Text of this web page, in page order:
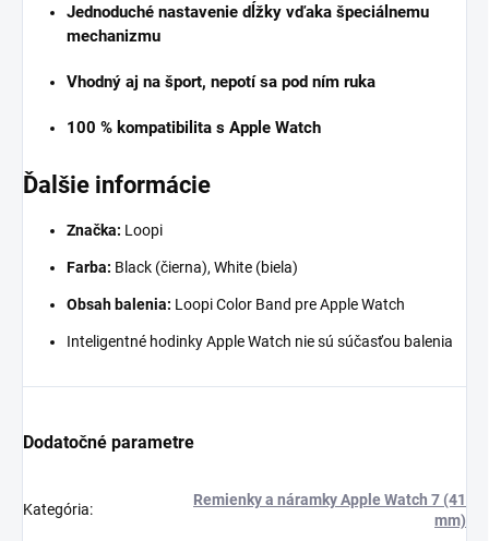
Jednoduché nastavenie dĺžky vďaka špeciálnemu
mechanizmu
Vhodný aj na šport, nepotí sa pod ním ruka
100 % kompatibilita s Apple Watch
Ďalšie informácie
Značka: Loopi
Farba: Black (čierna), White (biela)
Obsah balenia: Loopi Color Band pre Apple Watch
Inteligentné hodinky Apple Watch nie sú súčasťou balenia
Dodatočné parametre
Kategória:
Remienky a náramky Apple Watch 7 (41
mm)